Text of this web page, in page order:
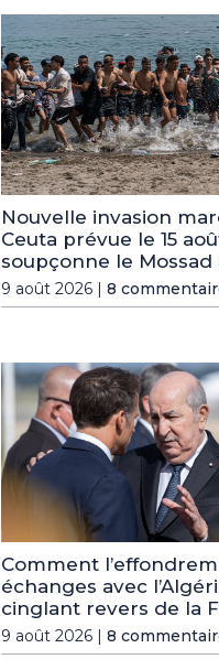
Nouvelle invasion
Ceuta prévue le 15
soupçonne le Mossad
9 août 2026 | 8
Comment
échanges avec
cinglant revers de la
9 août 2026 | 8